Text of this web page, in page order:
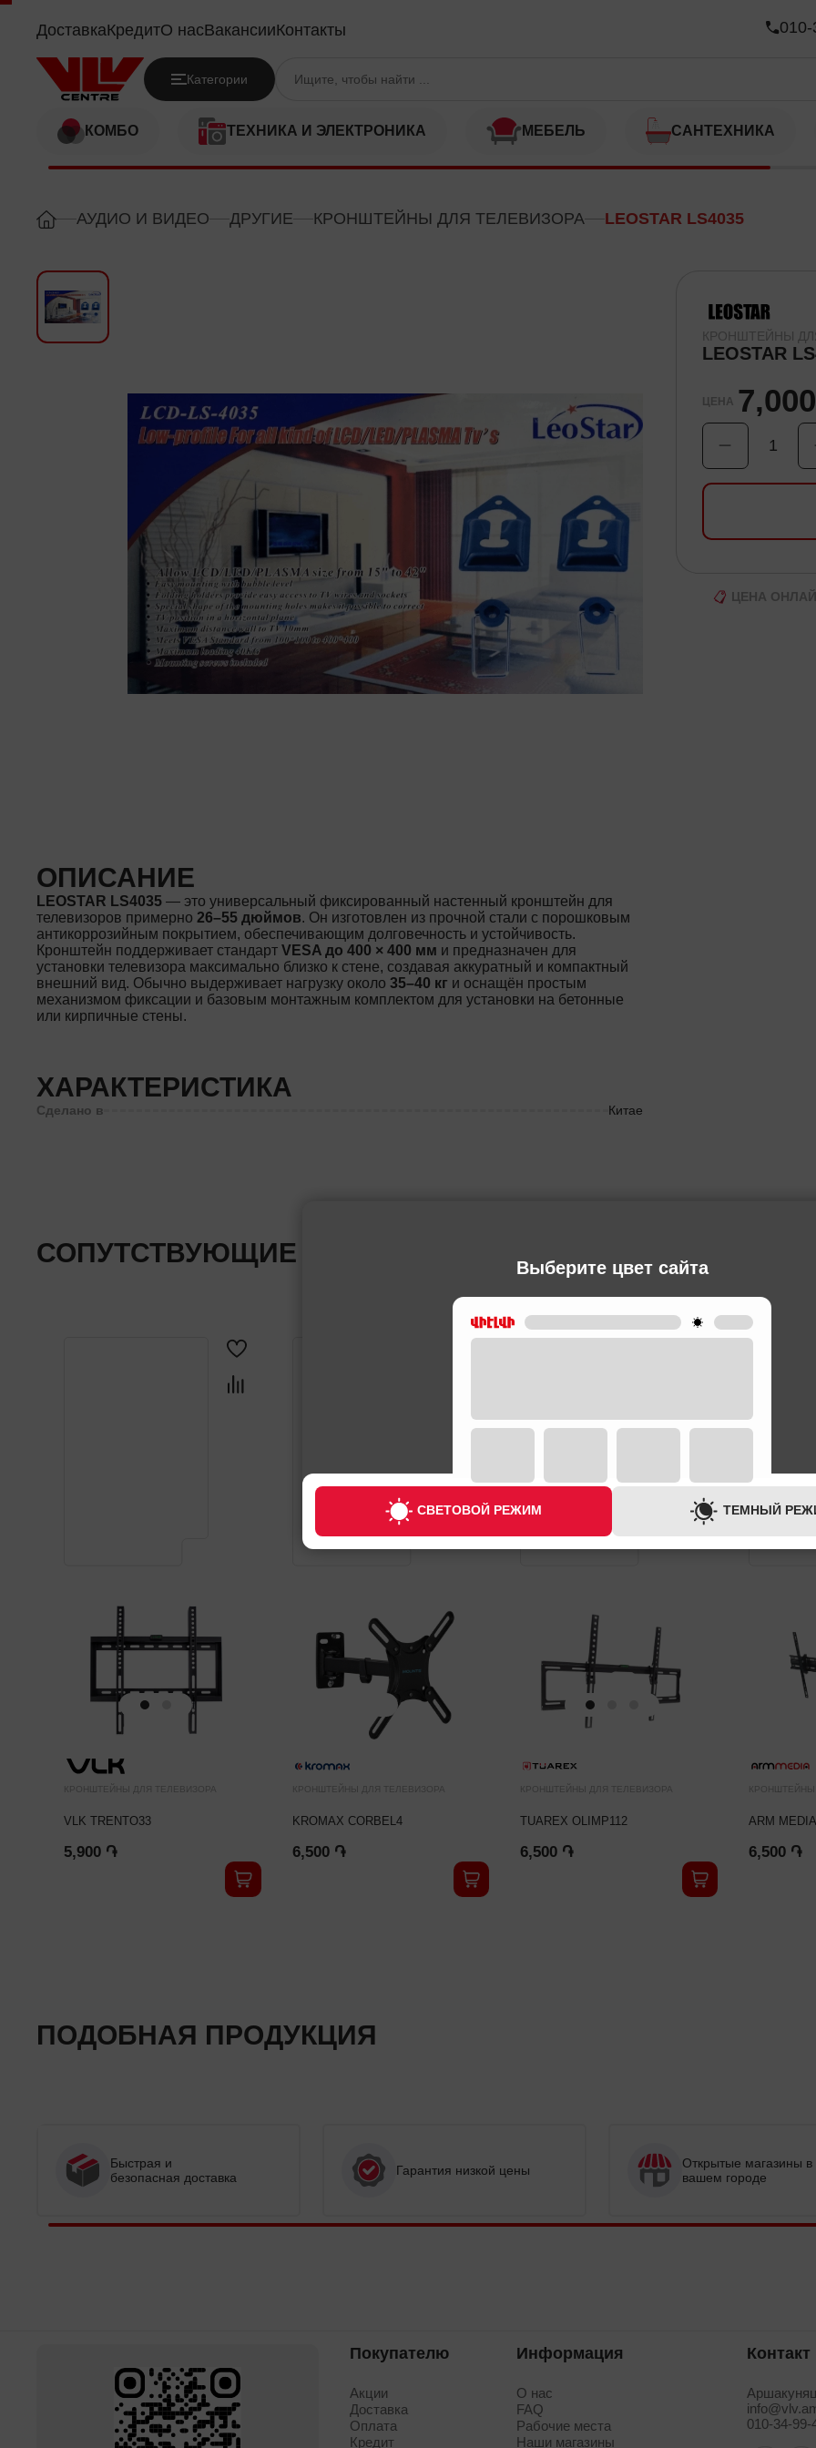
LEOSTAR LS4035
Выберите цвет сайта
СВЕТОВОЙ РЕЖИМ ТЕМНЫЙ
ДоставкаКредитО насВакансииКонтакты
Категории
КОМБО ТЕХНИКА И ЭЛЕКТРОНИКА МЕБЕЛЬ САНТЕХНИКА
АУДИО И ВИДЕО ДРУГИЕ КРОНШТЕЙНЫ ДЛЯ ТЕЛЕВИЗОРА LEOSTAR LS4035
КРОНШТЕЙНЫ
LEOSTAR
ЦЕНА
1
ЦЕНА
ОПИСАНИЕ
LEOSTAR LS4035 — это универсальный фиксированный настенный кронштейн для
телевизоров примерно 26–55 дюймов. Он изготовлен из прочной стали с порошковым
антикоррозийным покрытием, обеспечивающим долговечность и устойчивость.
Кронштейн поддерживает стандарт VESA до 400 × 400 мм и предназначен для
установки телевизора максимально близко к стене, создавая аккуратный и компактный
внешний вид. Обычно выдерживает нагрузку около 35–40 кг и оснащён простым
механизмом фиксации и базовым монтажным комплектом для установки на бетонные
или кирпичные стены.
ХАРАКТЕРИСТИКА
Сделано в Китае
СОПУТСТВУЮЩИЕ ТОВАРЫ
КРОНШТЕЙНЫ ДЛЯ ТЕЛЕВИЗОРА
VLK TRENTO33
5,900 ֏
КРОНШТЕЙНЫ ДЛЯ ТЕЛЕВИЗОРА
KROMAX CORBEL4
6,500 ֏
КРОНШТЕЙНЫ ДЛЯ ТЕЛЕВИЗОРА
TUAREX OLIMP112
6,500 ֏
КРОНШТЕЙНЫ
ARM
6,500 ֏
ПОДОБНАЯ ПРОДУКЦИЯ
Быстрая и
безопасная доставка
Гарантия низкой цены
Открытые магазины в
вашем городе
Покупателю
Акции
Доставка
Оплата
Кредит
Информация
О нас
FAQ
Рабочие места
Наши магазины
Контакт
010-34-99-